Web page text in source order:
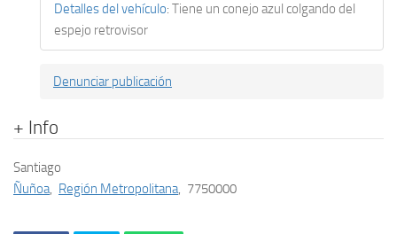
Detalles del vehículo: Tiene un conejo azul colgando del
espejo retrovisor
Denunciar publicación
+ Info
Santiago
Ñuñoa, Región Metropolitana, 7750000